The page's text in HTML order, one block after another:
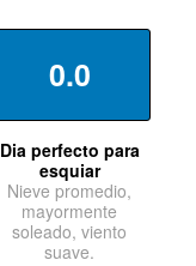
0.0
Dia perfecto para
esquiar
Nieve promedio,
mayormente
soleado, viento
suave.